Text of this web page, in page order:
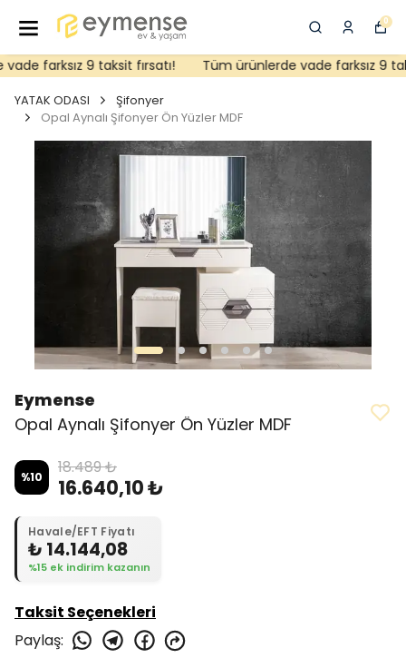
0
farksız 9 taksit fırsatı! Tüm ürünlerde vade farksız 9
YATAK ODASI
Şifonyer
Opal Aynalı Şifonyer Ön Yüzler MDF
Eymense
Opal Aynalı Şifonyer Ön Yüzler MDF
%10 18.489 ₺
16.640,10 ₺
Havale/EFT Fiyatı
₺ 14.144,08
%15 ek indirim kazanın
Taksit Seçenekleri
Paylaş: